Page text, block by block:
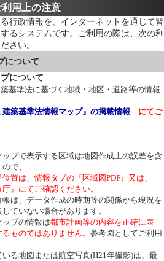
利用上の注意
行政情報を、インターネットを通じて皆
るシステムです。ご利用の際は、次の利
さい。
について
について
基準法に基づく地域・地区・道路等の情報
建築基準法情報マップ』の掲載情報 にてご
ップで表示する区域は地図作成上の誤差を含
で、
置は、情報タブの『区域図PDF』又は、
庁』にてご確認ください。
帳は、データ作成の時期等の関係から現況を
ていない場合があります。
ップの情報は都市計画等の内容を正確に表
ものではありません。 参考図としてご利用
いる地図または航空写真(H21年撮影)は、最